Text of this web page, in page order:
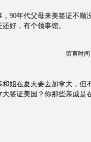
90年代父母来美签证不顺
好，有个领事馆。
留言时间
姐在夏天要去加拿大，但
签证美国？你那些亲戚是